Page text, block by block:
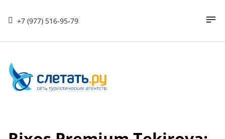
+7 (977) 516-95-79